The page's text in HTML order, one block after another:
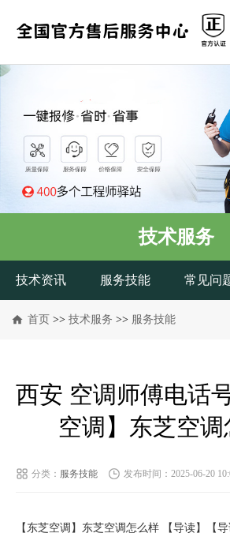
技术服务
技术资讯 服务技能 常见问
首页 >> 技术服务 >> 服务技能
西安 空调师傅电话
空调】东芝空调
分类： 服务技能 发布时间：2025-06-20
【东芝空调】东芝空调怎么样 【导读】【